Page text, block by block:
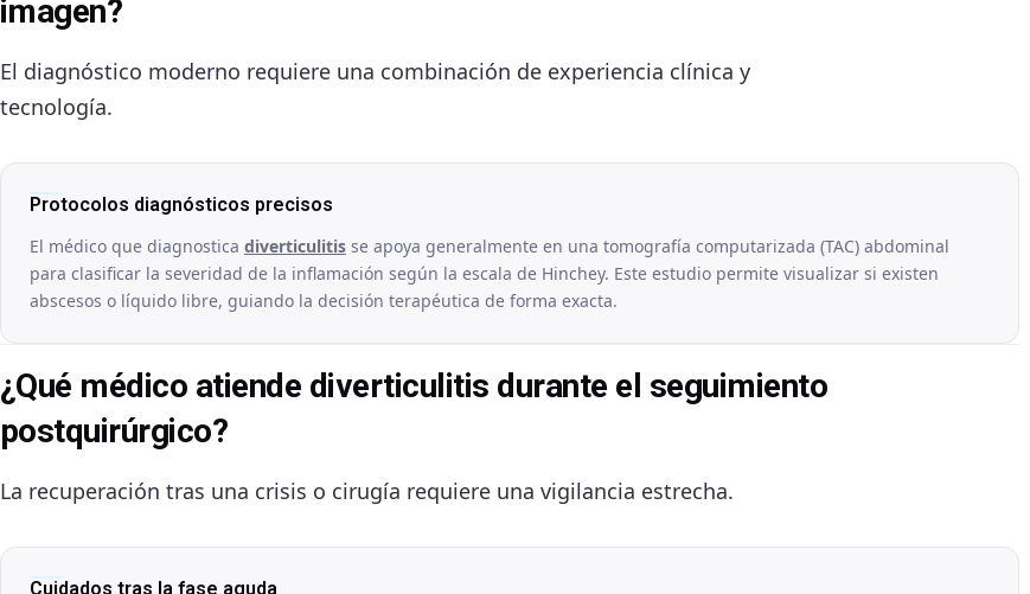
imagen?
El diagnóstico moderno requiere una combinación de experiencia clínica y
tecnología.
Protocolos diagnósticos precisos
El médico que diagnostica diverticulitis se apoya generalmente en una tomografía computarizada (TAC) abdominal
para clasificar la severidad de la inflamación según la escala de Hinchey. Este estudio permite visualizar si existen
abscesos o líquido libre, guiando la decisión terapéutica de forma exacta.
¿Qué médico atiende diverticulitis durante el seguimiento
postquirúrgico?
La recuperación tras una crisis o cirugía requiere una vigilancia estrecha.
Cuidados tras la fase aguda